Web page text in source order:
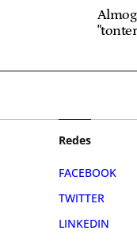
Redes
FACEBOOK
TWITTER
LINKEDIN